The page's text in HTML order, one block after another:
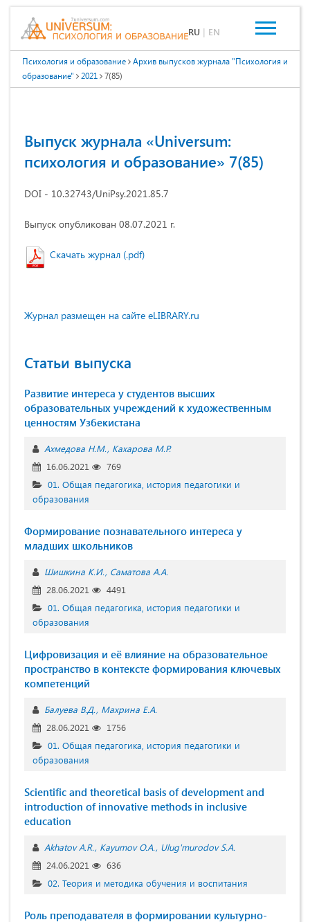
RU | EN
Психология и образование
Архив выпусков журнала "Психология и
образование"
2021 7(85)
Выпуск журнала «Universum:
психология и образование» 7(85)
DOI - 10.32743/UniPsy.2021.85.7
Выпуск опубликован 08.07.2021 г.
Скачать журнал (.pdf)
Журнал размещен на сайте eLIBRARY.ru
Статьи выпуска
Развитие интереса у студентов высших
образовательных учреждений к художественным
ценностям Узбекистана
Ахмедова Н.М. Кахарова М.Р.
16.06.2021
769
01. Общая педагогика, история педагогики и
образования
Формирование познавательного интереса у
младших школьников
Шишкина К.И. Саматова А.А.
28.06.2021
4491
01. Общая педагогика, история педагогики и
образования
Цифровизация и её влияние на образовательное
пространство в контексте формирования ключевых
компетенций
Балуева В.Д. Махрина Е.А.
28.06.2021
1756
01. Общая педагогика, история педагогики и
образования
Scientific and theoretical basis of development and
introduction of innovative methods in inclusive
education
Akhatov A.R. Kayumov O.A. Ulug'murodov S.A.
24.06.2021
636
02. Теория и методика обучения и воспитания
Роль преподавателя в формировании культурно-